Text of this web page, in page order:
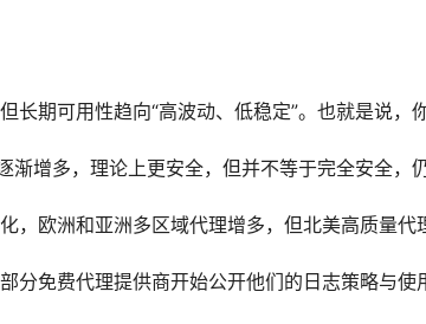
长期可用性趋向“高波动、低稳定”。也就是说，
渐增多，理论上更安全，但并不等于完全安全，
，欧洲和亚洲多区域代理增多，但北美高质量代
分免费代理提供商开始公开他们的日志策略与使